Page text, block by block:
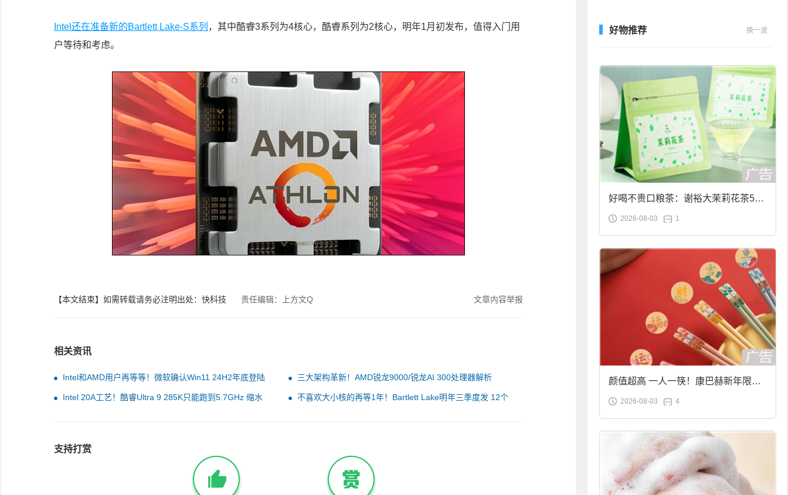
Intel还在准备新的Bartlett Lake-S系列 ，其中酷睿3系列为4核心，酷睿系列为2核心，明年1月初发布，值得入门用
户等待和考虑。
【本文结束】如需转载请务必注明出处：快科技 责任编辑：上方文Q 文章内容举报
相关资讯
Intel和AMD用户再等等！微软确认Win11 24H2年底登陆 三大架构革新！AMD锐龙9000/锐龙AI 300处理器解析
Intel 20A工艺！酷睿Ultra 9 285K只能跑到5.7GHz 缩水
不喜欢大小核的再等1年！Bartlett Lake明年三季度发 12个
支持打赏
好物推荐 换一波
好喝不贵口粮茶：谢裕大茉莉花茶50g
袋装9.9元到手
2026-08-03 1
颜值超高 一人一筷！康巴赫新年限定
合金筷子大促：19.9元
2026-08-03 4